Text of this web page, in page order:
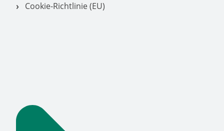
Cookie-Richtlinie (EU)